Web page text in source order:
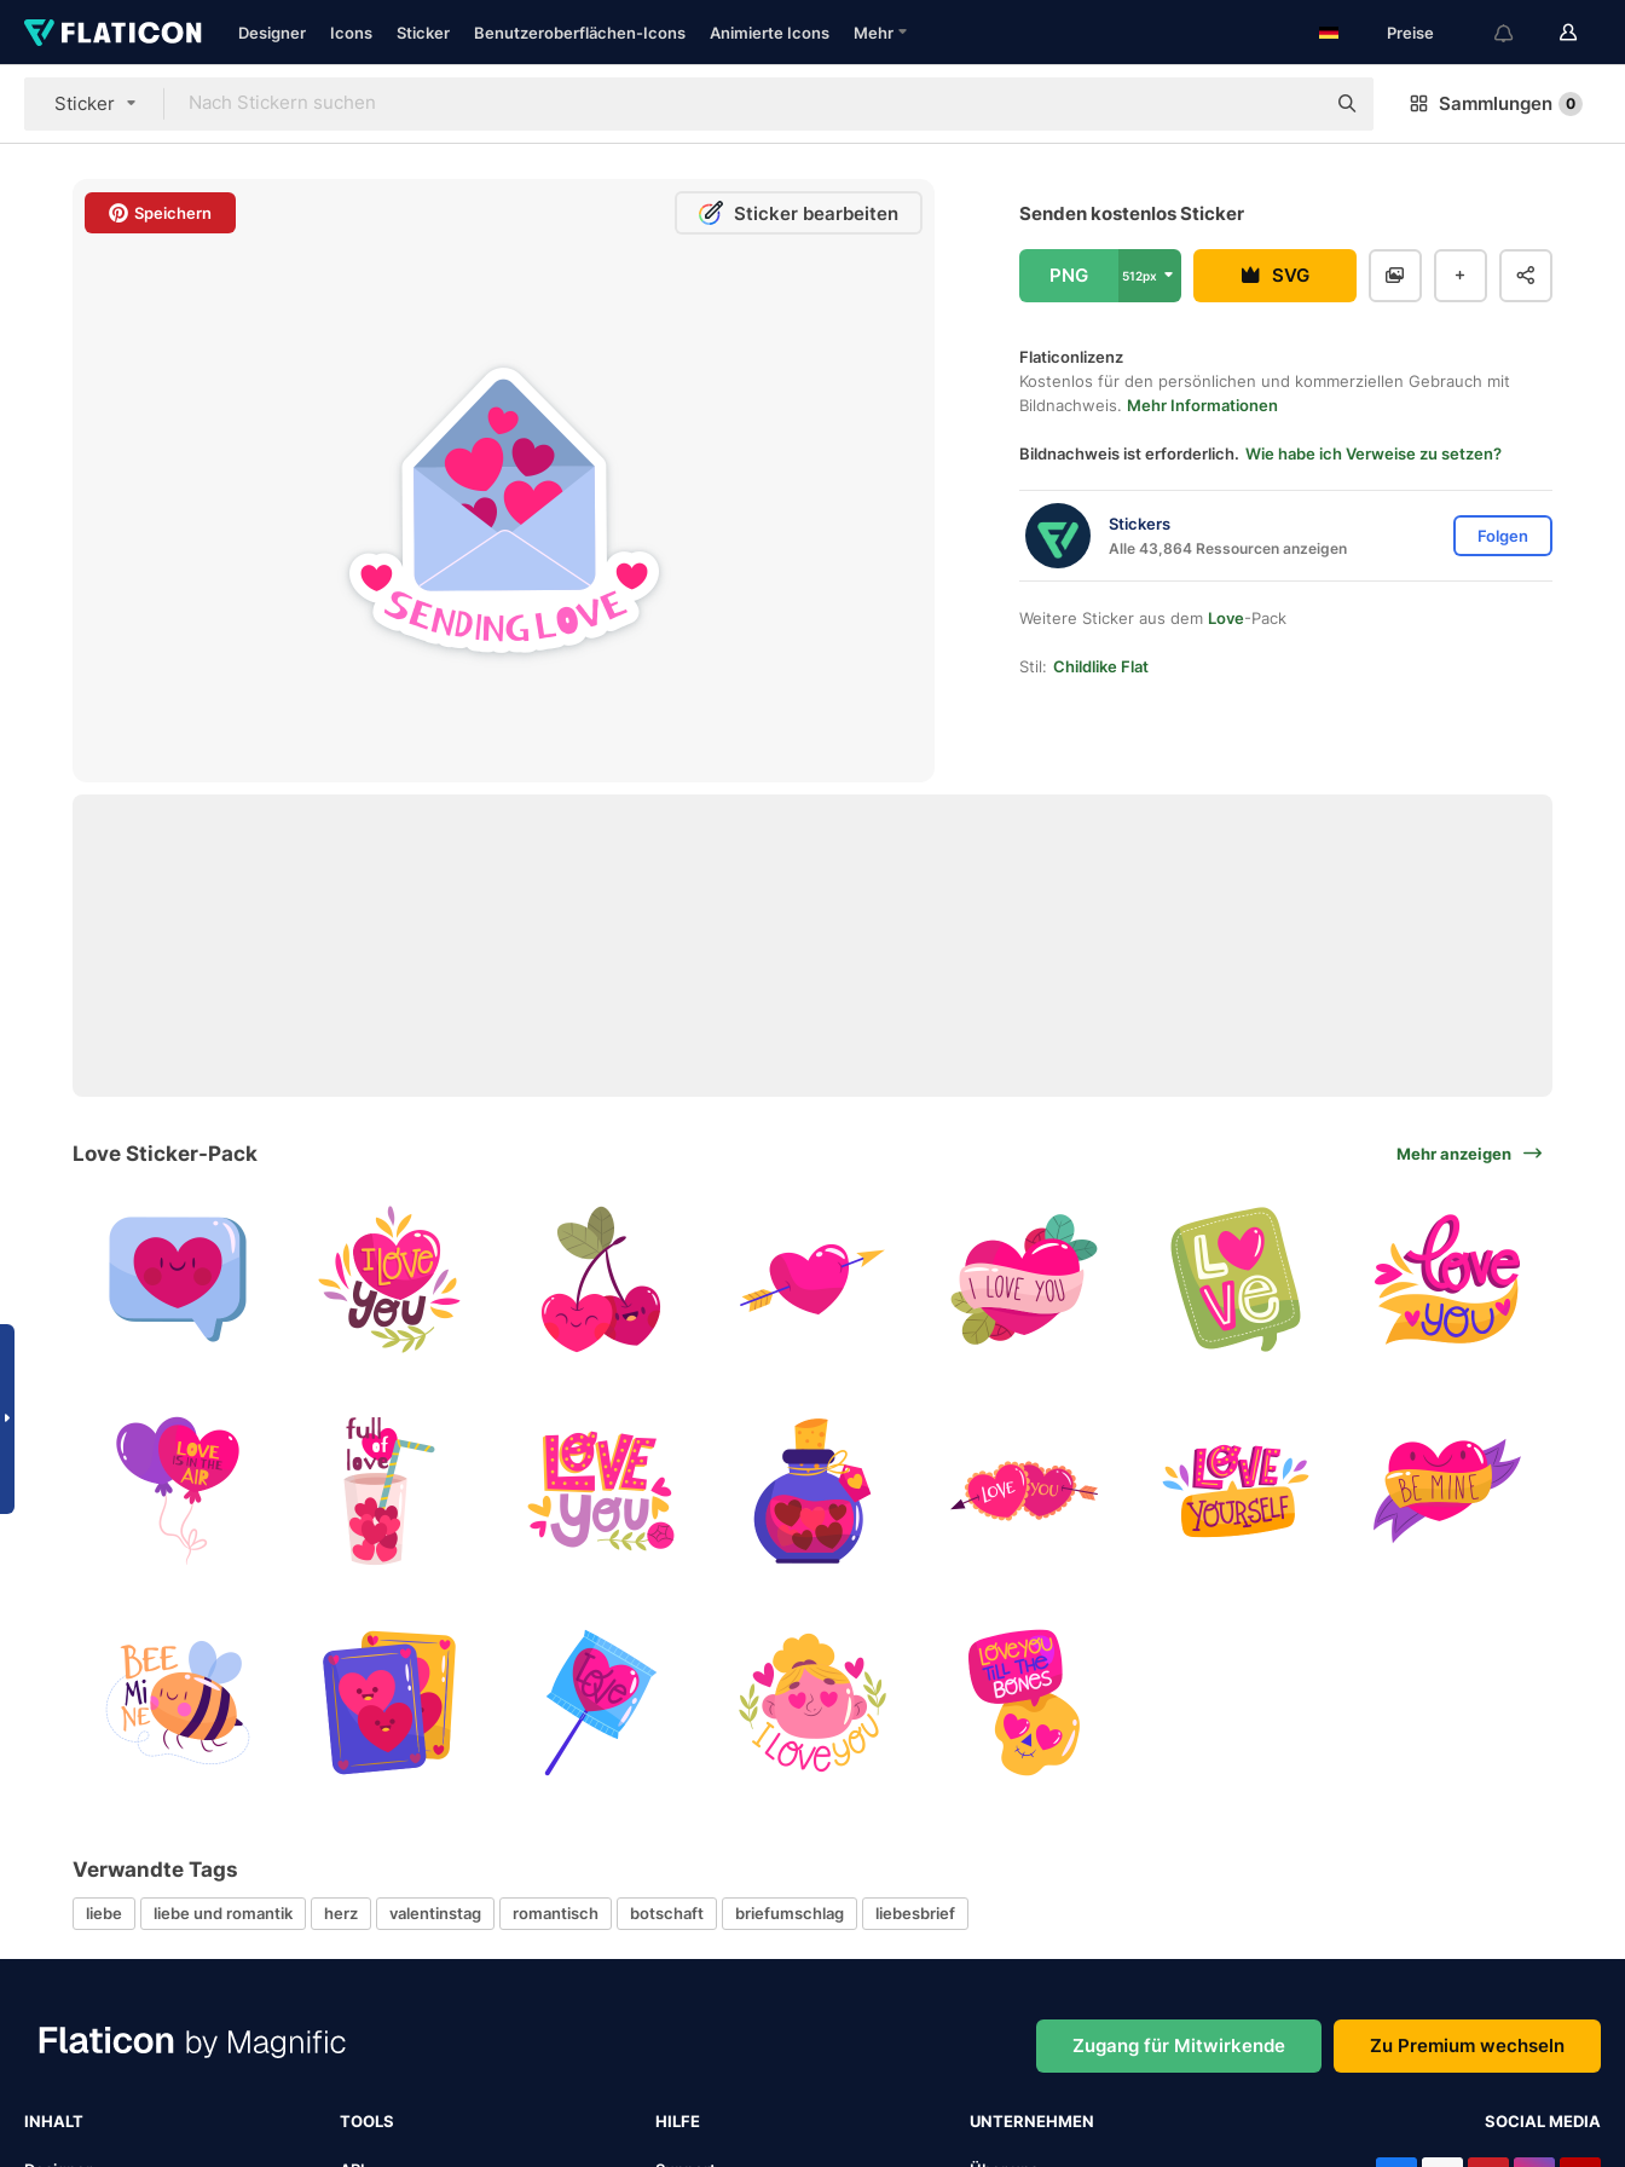
Designer Icons Sticker Benutzeroberflächen-Icons Animierte Icons Mehr Preise
Sticker Sammlungen 0
Speichern Sticker bearbeiten Senden kostenlos Sticker
PNG 512px SVG
Flaticonlizenz
Kostenlos für den persönlichen und kommerziellen Gebrauch mit
Bildnachweis. Mehr Informationen
Bildnachweis ist erforderlich. Wie habe ich Verweise zu setzen?
Stickers
Alle 43,864 Ressourcen anzeigen
Folgen
Weitere Sticker aus dem Love-Pack
Stil: Childlike Flat
Love Sticker-Pack Mehr anzeigen
Verwandte Tags
liebe liebe und romantik herz valentinstag romantisch botschaft briefumschlag liebesbrief
Zugang für Mitwirkende Zu Premium wechseln
INHALT TOOLS HILFE UNTERNEHMEN SOCIAL MEDIA